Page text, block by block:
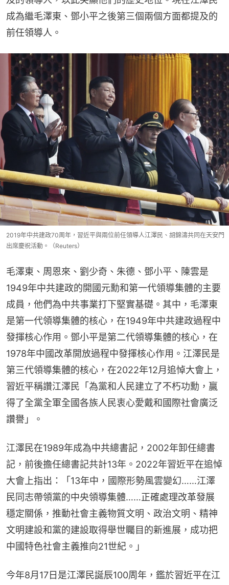
成為繼毛澤東、鄧小平之後第三個兩個方面都提及的
前任領導人。
2019年中共建政70周年，習近平與兩位前任領導人江澤民、胡錦濤共同在天安門
出席慶祝活動。（Reuters）
毛澤東、周恩來、劉少奇、朱德、鄧小平、陳雲是
1949年中共建政的開國元勳和第一代領導集體的主要
成員，他們為中共事業打下堅實基礎。其中，毛澤東
是第一代領導集體的核心，在1949年中共建政過程中
發揮核心作用。鄧小平是第二代領導集體的核心，在
1978年中國改革開放過程中發揮核心作用。江澤民是
第三代領導集體的核心，在2022年12月追悼大會上，
習近平稱讚江澤民「為黨和人民建立了不朽功勳，贏
得了全黨全軍全國各族人民衷心愛戴和國際社會廣泛
讚譽」。
江澤民在1989年成為中共總書記，2002年卸任總書
記，前後擔任總書記共計13年。2022年習近平在追悼
大會上指出：「13年中，國際形勢風雲變幻……江澤
民同志帶領黨的中央領導集體……正確處理改革發展
穩定關係，推動社會主義物質文明、政治文明、精神
文明建設和黨的建設取得舉世矚目的新進展，成功把
中國特色社會主義推向21世紀。」
今年8月17日是江澤民誕辰100周年，鑑於習近平在江